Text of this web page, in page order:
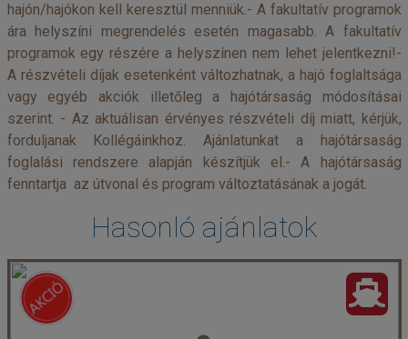
hajón/hajókon kell keresztül menniük.- A fakultatív programok
ára helyszíni megrendelés esetén magasabb. A fakultatív
programok egy részére a helyszínen nem lehet jelentkezni!-
A részvételi díjak esetenként változhatnak, a hajó foglaltsága
vagy egyéb akciók illetőleg a hajótársaság módosításai
szerint. - Az aktuálisan érvényes részvételi díj miatt, kérjük,
forduljanak Kollégáinkhoz. Ajánlatunkat a hajótársaság
foglalási rendszere alapján készítjük el.- A hajótársaság
fenntartja az útvonal és program változtatásának a jogát.
Hasonló ajánlatok